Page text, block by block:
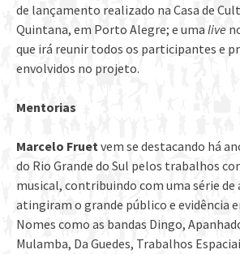
de lançamento realizado na Casa de
Quintana, em Porto Alegre; e uma live
que irá reunir todos os participantes e
envolvidos no projeto.
Mentorias
Marcelo Fruetvem se destacando há
do Rio Grande do Sul pelos trabalhos
musical, contribuindo com uma série de
atingiram o grande público e evidência
Nomes como as bandas Dingo,
Mulamba, Da Guedes, Trabalhos